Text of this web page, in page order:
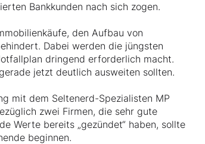
Bankkunden nach sich zogen.
den Aufbau von
Dabei werden die jüngsten
dringend erforderlich macht.
jetzt deutlich ausweiten sollten.
mit dem Seltenerd-Spezialisten MP
zwei Firmen, die sehr gute
Werte bereits „gezündet“ haben, sollte
beginnen.